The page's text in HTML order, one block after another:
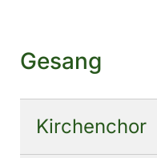
Gesang
Kirchenchor